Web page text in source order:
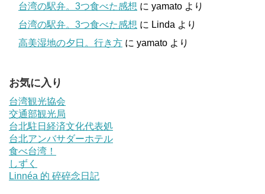
台湾の駅弁。3つ食べた感想 に yamato より
台湾の駅弁。3つ食べた感想 に Linda より
高美湿地の夕日。行き方 に yamato より
お気に入り
台湾観光協会
交通部観光局
台北駐日経済文化代表処
台北アンバサダーホテル
食べ台湾！
しずく
Linnéa 的 碎碎念日記